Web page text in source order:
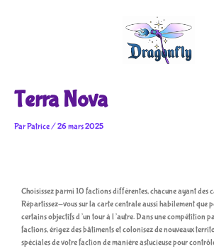
Terra Nova
ParPatrice/26 mars 2025
Choisissez parmi 10 factions différentes, chacune ayant des
Répartissez-vous sur la carte centrale aussi habilement que
certains objectifs d’un tour à l’autre. Dans une compétition
factions, érigez des bâtiments et colonisez de nouveaux
spéciales de votre faction de manière astucieuse pour